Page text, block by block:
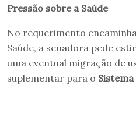
Pressão sobre a Saúde
No requerimento
Saúde, a senadora pede
uma eventual migração de
suplementar para o Sistema